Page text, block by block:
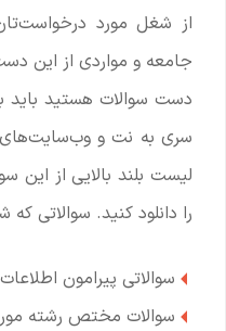
از شغل مورد
جامعه و مواردی از این
دست سوالات هستید باید
سری به نت و وب‌سایت‌های
لیست بلند بالایی از این
را دانلود کنید. سوالاتی که
سوالاتی پیرامون
سوالات مختص رشته